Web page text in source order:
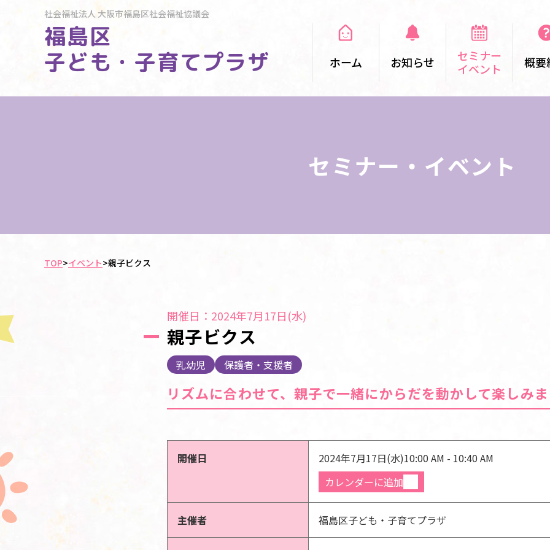
社会福祉法人大阪市福島区社会福祉協議会
福島区
子ども・子育てプラザ
ホーム お知らせ
セミナー
イベント
概要
セミナー・イベント
TOP>イベント>親子ビクス
開催日：2024年7月17日(水)
親子ビクス
乳幼児 保護者・支援者
リズムに合わせて、親子で一緒にからだを動かして楽しみ
開催日 2024年7月17日(水)10:00 AM - 10:40 AM
カレンダーに追加
主催者 福島区子ども・子育てプラザ